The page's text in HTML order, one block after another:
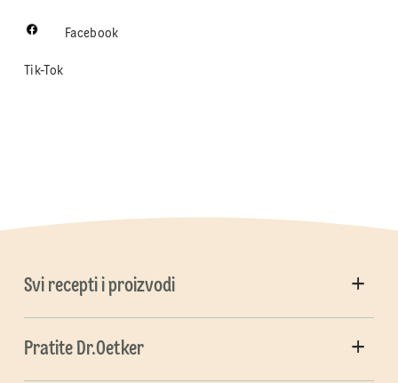
Facebook
Tik-Tok
Svi recepti i proizvodi
Pratite Dr.Oetker